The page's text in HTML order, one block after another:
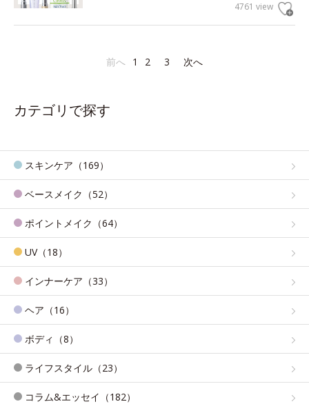
4761 view
前へ 1 2 3 次へ
カテゴリで探す
スキンケア（169）
ベースメイク（52）
ポイントメイク（64）
UV（18）
インナーケア（33）
ヘア（16）
ボディ（8）
ライフスタイル（23）
コラム&エッセイ（182）